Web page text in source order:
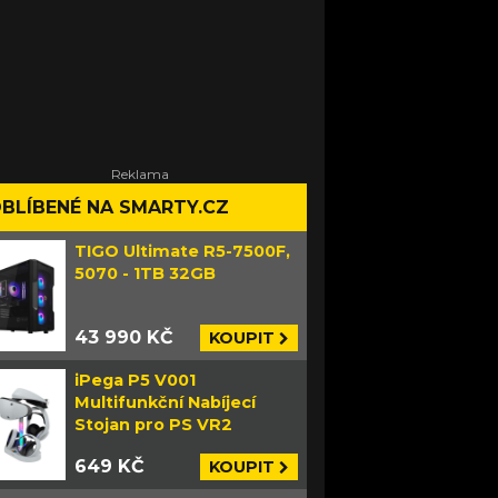
NA SMARTY.CZ
TIGO Ultimate R5-7500F,
5070 - 1TB 32GB
43 990 KČ KOUPIT
iPega P5 V001
Multifunkční Nabíjecí
Stojan pro PS VR2
649 KČ KOUPIT